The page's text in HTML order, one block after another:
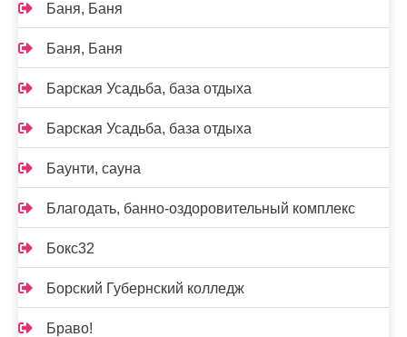
Баня, Баня
Баня, Баня
Барская Усадьба, база отдыха
Барская Усадьба, база отдыха
Баунти, сауна
Благодать, банно-оздоровительный комплекс
Бокс32
Борский Губернский колледж
Браво!